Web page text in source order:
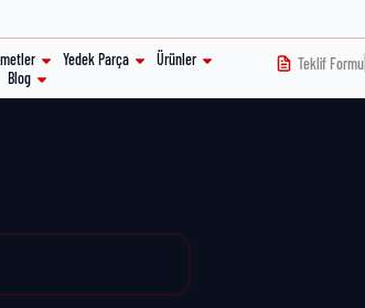
Yedek Parça
Ürünler
Blog
Teklif Formu